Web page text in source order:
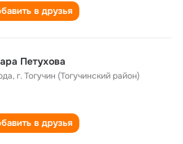
в друзья
Петухова
,г. Тогучин (Тогучинский район)
в друзья